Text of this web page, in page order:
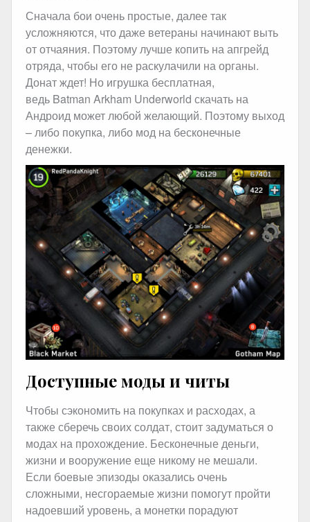
Сначала бои очень простые, далее так
усложняются, что даже ветераны начинают выть
от отчаяния. Поэтому лучше копить на апгрейд
отряда, чтобы его не раскулачили на органы.
Донат ждет! Но игрушка бесплатная,
ведь Batman Arkham Underworld скачать на
Андроид может любой желающий. Поэтому выход
– либо покупка, либо мод на бесконечные
денежки.
Доступные моды и читы
Чтобы сэкономить на покупках и расходах, а
также сберечь своих солдат, стоит задуматься о
модах на прохождение. Бесконечные деньги,
жизни и вооружение еще никому не мешали.
Если боевые эпизоды оказались очень
сложными, несгораемые жизни помогут пройти
надоевший уровень, а монетки порадуют